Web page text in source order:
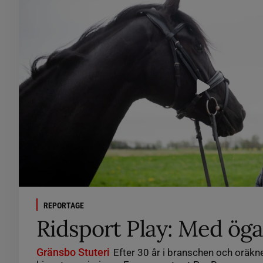
REPORTAGE
Ridsport Play: Med
Gränsbo Stuteri Efter 30 år i branschen och